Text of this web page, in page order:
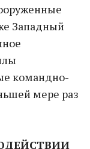
Западный
командно-
мере раз